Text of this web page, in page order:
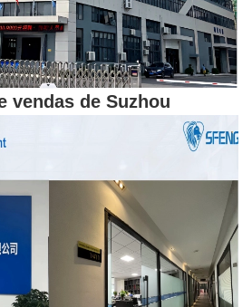
vendas de Suzhou